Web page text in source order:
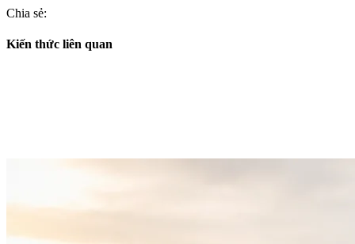
Chia sẻ:
Kiến thức liên quan